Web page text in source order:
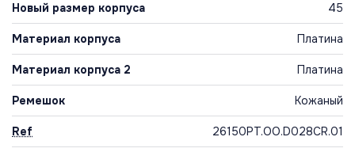
Новый размер корпуса 45
Материал корпуса Платина
Материал корпуса 2 Платина
Ремешок Кожаный
Ref 26150PT.OO.D028CR.01